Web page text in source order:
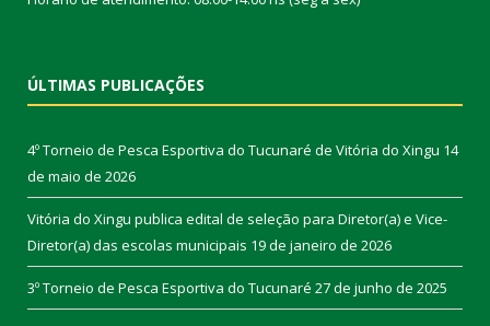
ÚLTIMAS PUBLICAÇÕES
4º Torneio de Pesca Esportiva do Tucunaré de Vitória do Xingu 14
de maio de 2026
Vitória do Xingu publica edital de seleção para Diretor(a) e Vice-
Diretor(a) das escolas municipais 19 de janeiro de 2026
3º Torneio de Pesca Esportiva do Tucunaré 27 de junho de 2025